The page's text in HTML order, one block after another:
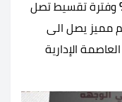
وفترة تقسيط تصل
مميز يصل الى
الإدارية